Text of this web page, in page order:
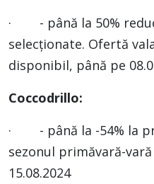
· - până la 50%
selecționate. Ofertă
disponibil, până pe
Coccodrillo:
· - până la -54% la
sezonul primăvară-
15.08.2024